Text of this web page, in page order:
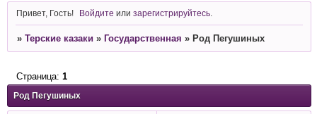
Привет, Гость! Войдите илизарегистрируйтесь
» Терские казаки » Государственная » Род Пегушиных
Род Пегушиных
Страница: 1